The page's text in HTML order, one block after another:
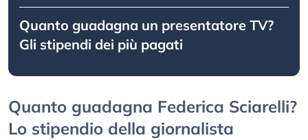
Quanto guadagna un presentatore TV?
Gli stipendi dei più pagati
Quanto guadagna Federica Sciarelli?
Lo stipendio della giornalista